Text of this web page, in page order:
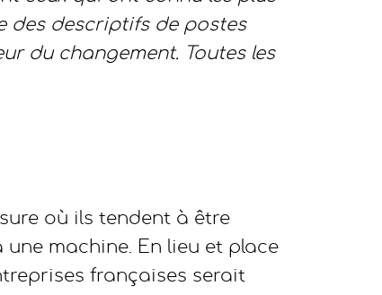
des descriptifs de postes
du changement. Toutes les
où ils tendent à être
machine. En lieu et place
françaises serait